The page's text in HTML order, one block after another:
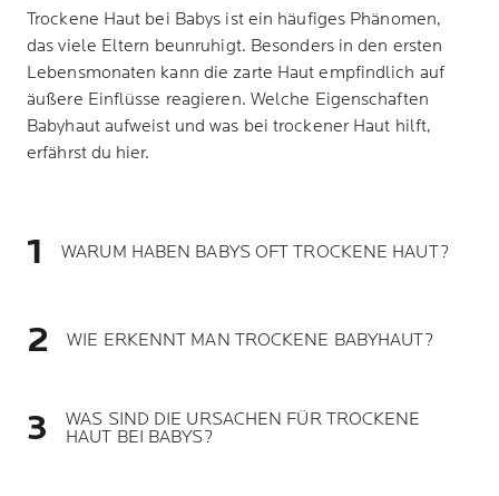
Trockene Haut bei Babys ist ein häufiges Phänomen,
das viele Eltern beunruhigt. Besonders in den ersten
Lebensmonaten kann die zarte Haut empfindlich auf
äußere Einflüsse reagieren. Welche Eigenschaften
Babyhaut aufweist und was bei trockener Haut hilft,
erfährst du hier.
WARUM HABEN BABYS OFT TROCKENE HAUT?
WIE ERKENNT MAN TROCKENE BABYHAUT?
WAS SIND DIE URSACHEN FÜR TROCKENE
HAUT BEI BABYS?